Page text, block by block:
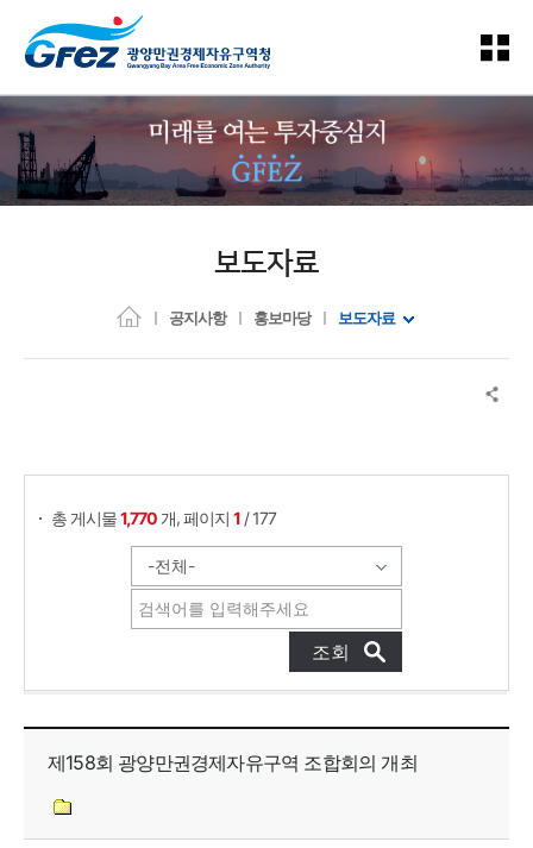
보도자료
공지사항 홍보마당 보도자료
총 게시물1,770 개,페이지1 / 177
보도자료 목록으로 번호, 제목, 작성자, 조회수, 등록일, 첨부파일로 나열 되고 있습니다.
제158회 광양만권경제자유구역 조합회의 개최